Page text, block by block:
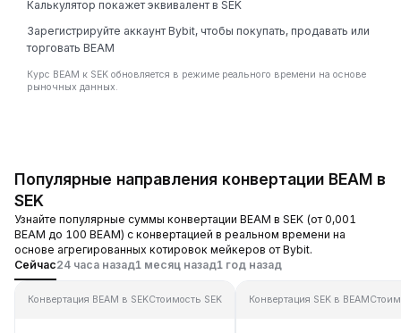
Калькулятор покажет эквивалент в SEK
Зарегистрируйте аккаунт Bybit, чтобы покупать, продавать или
торговать BEAM
Курс BEAM к SEK обновляется в режиме реального времени на основе
рыночных данных.
Популярные направления конвертации BEAM в
SEK
Узнайте популярные суммы конвертации BEAM в SEK (от 0,001
BEAM до 100 BEAM) с конвертацией в реальном времени на
основе агрегированных котировок мейкеров от Bybit.
Сейчас24 часа назад1 месяц назад1 год назад
Конвертация BEAM в SEKСтоимость SEK Конвертация SEK в BEAM